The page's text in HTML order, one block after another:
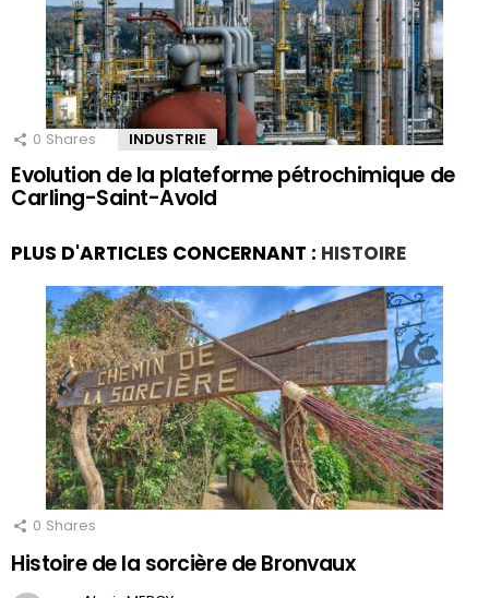
0 Shares INDUSTRIE
Evolution de la plateforme pétrochimique de
Carling-Saint-Avold
PLUS D'ARTICLES CONCERNANT : HISTOIRE
0 Shares
Histoire de la sorcière de Bronvaux